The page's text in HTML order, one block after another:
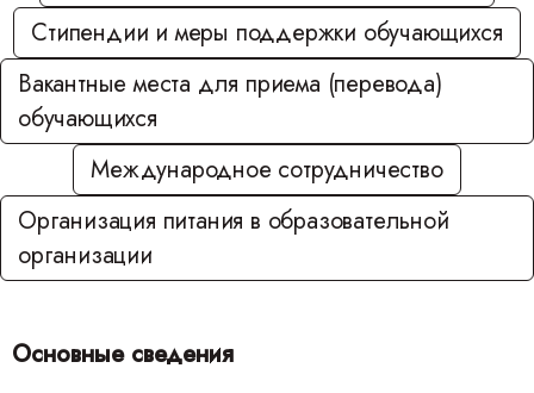
Стипендии и меры поддержки обучающихся
Вакантные места для приема (перевода)
обучающихся
Международное сотрудничество
Организация питания в образовательной
организации
Основные сведения